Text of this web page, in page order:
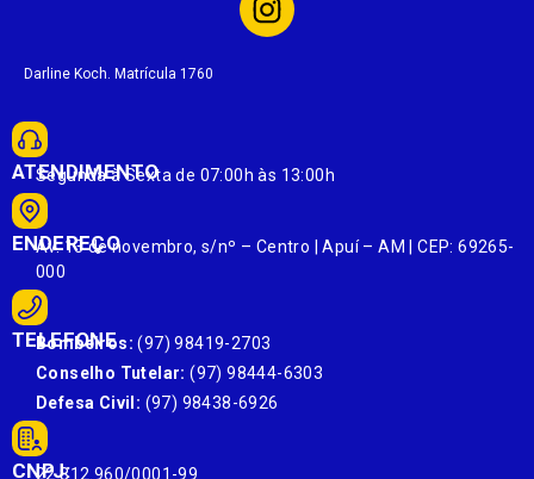
Darline Koch. Matrícula 1760
ATENDIMENTO
Segunda à Sexta de 07:00h às 13:00h
ENDEREÇO
Av. 13 de novembro, s/nº – Centro | Apuí – AM | CEP: 69265-
000
TELEFONE
Bombeiros: (97) 98419-2703
Conselho Tutelar: (97) 98444-6303
Defesa Civil: (97) 98438-6926
CNPJ:
22.812.960/0001-99